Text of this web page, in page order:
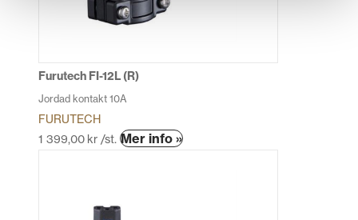
Furutech FI-12L (R)
Jordad kontakt 10A
FURUTECH
1 399,00 kr /st. Mer info »